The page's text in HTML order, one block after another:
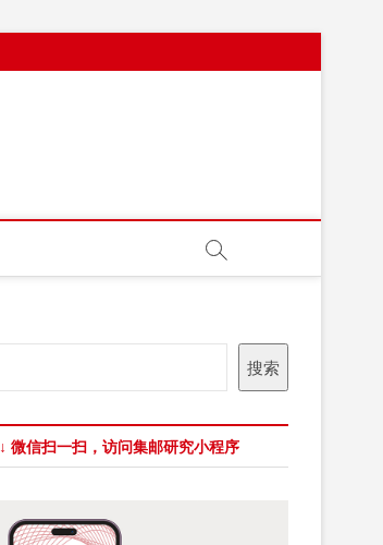
搜索
↓ 微信扫一扫，访问集邮研究小程序